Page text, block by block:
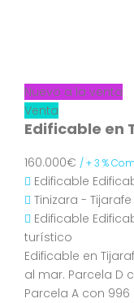
Nuevo a la venta
Venta
Edificable en
160.000€ / + 3 %
Edificable
Tinizara - Tijarafe
Edificable
turístico
Edificable en
al mar. Parcela D
Parcela A con 996